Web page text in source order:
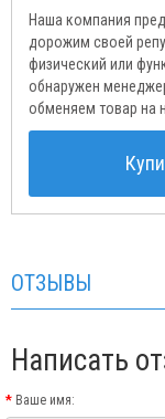
Наша компания
дорожим своей
физический или
обнаружен
обменяем товар на
ОТЗЫВЫ
Написать
Ваше имя: